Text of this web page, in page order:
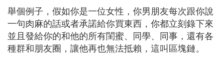
舉個例子，假如你是一位女性，你男朋友每次跟你說
一句肉麻的話或者承諾給你買東西，你都立刻錄下來
並且發給你的和他的所有閨蜜、同學、同事，還有各
種群和朋友圈，讓他再也無法抵賴，這叫區塊鏈。